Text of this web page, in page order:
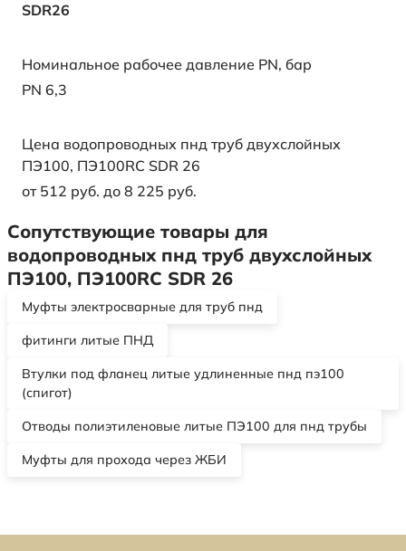
SDR26
Номинальное рабочее давление PN, бар
PN 6,3
Цена водопроводных пнд труб двухслойных
ПЭ100, ПЭ100RC SDR 26
от 512 руб. до 8 225 руб.
Сопутствующие товары для
водопроводных пнд труб двухслойных
ПЭ100, ПЭ100RC SDR 26
Муфты электросварные для труб пнд
фитинги литые ПНД
Втулки под фланец литые удлиненные пнд пэ100
(спигот)
Отводы полиэтиленовые литые ПЭ100 для пнд трубы
Муфты для прохода через ЖБИ